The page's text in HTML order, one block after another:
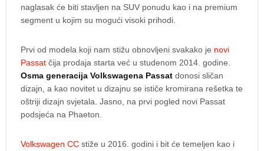
naglasak će biti stavljen na SUV ponudu kao i na premium
segment u kojim su mogući visoki prihodi.
Prvi od modela koji nam stižu obnovljeni svakako je novi
Passat čija prodaja starta već u studenom 2014. godine.
Osma generacija Volkswagena Passat donosi sličan
dizajn, a kao novitet u dizajnu se ističe kromirana rešetka te
oštriji dizajn svjetala. Jasno, na prvi pogled novi Passat
podsjeća na Phaeton.
Volkswagen CC stiže u 2016. godini i bit će temeljen kao i